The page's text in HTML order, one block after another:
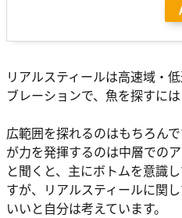
リアルスティールは高速域・
ブレーションで、魚を探すには
広範囲を探れるのはもちろん
が力を発揮するのは中層での
と聞くと、主にボトムを意識
すが、リアルスティールに関
いいと自分は考えています。